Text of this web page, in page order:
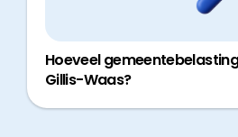
Hoeveel
Gillis-Waas?